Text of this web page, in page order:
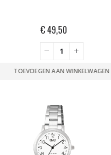
€49,50
TOEVOEGEN AAN WINKELWAGEN